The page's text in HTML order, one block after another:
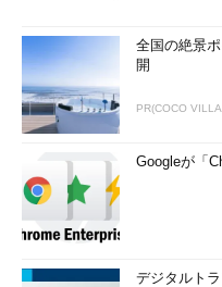
全国の絶景
開
PR(COCO
Googleが「
デジタルト